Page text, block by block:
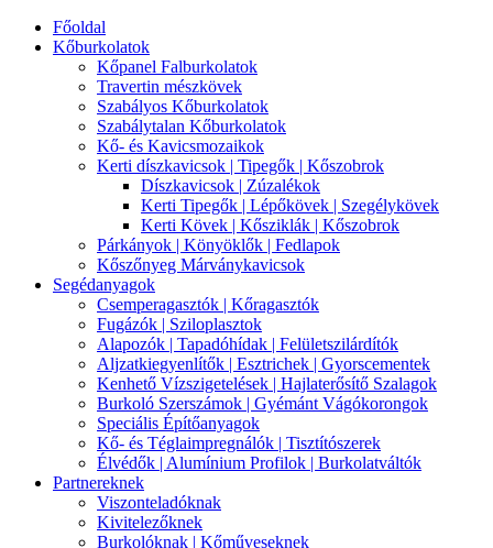
Főoldal
Kőburkolatok
Kőpanel Falburkolatok
Travertin mészkövek
Szabályos Kőburkolatok
Szabálytalan Kőburkolatok
Kő- és Kavicsmozaikok
Kerti díszkavicsok | Tipegők | Kőszobrok
Díszkavicsok | Zúzalékok
Kerti Tipegők | Lépőkövek | Szegélykövek
Kerti Kövek | Kősziklák | Kőszobrok
Párkányok | Könyöklők | Fedlapok
Kőszőnyeg Márványkavicsok
Segédanyagok
Csemperagasztók | Kőragasztók
Fugázók | Sziloplasztok
Alapozók | Tapadóhídak | Felületszilárdítók
Aljzatkiegyenlítők | Esztrichek | Gyorscementek
Kenhető Vízszigetelések | Hajlaterősítő Szalagok
Burkoló Szerszámok | Gyémánt Vágókorongok
Speciális Építőanyagok
Kő- és Téglaimpregnálók | Tisztítószerek
Élvédők | Alumínium Profilok | Burkolatváltók
Partnereknek
Viszonteladóknak
Kivitelezőknek
Burkolóknak | Kőműveseknek